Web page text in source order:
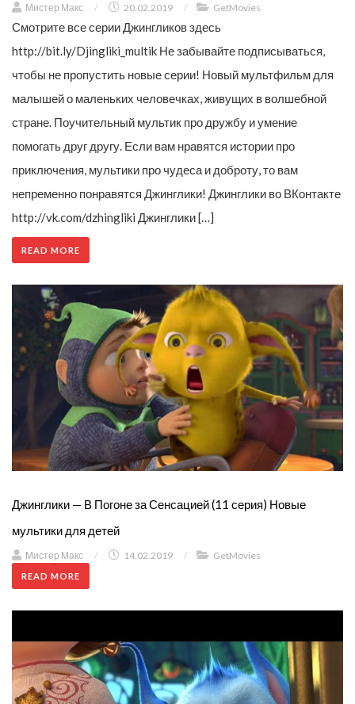
Мистер Макс / 20.02.2019 / GetMovies
Смотрите все серии Джингликов здесь
http://bit.ly/Djingliki_multik Не забывайте подписываться,
чтобы не пропустить новые серии! Новый мультфильм для
малышей о маленьких человечках, живущих в волшебной
стране. Поучительный мультик про дружбу и умение
помогать друг другу. Если вам нравятся истории про
приключения, мультики про чудеса и доброту, то вам
непременно понравятся Джинглики! Джинглики во ВКонтакте
http://vk.com/dzhingliki Джинглики […]
READ MORE
Джинглики — В Погоне за Сенсацией (11 серия) Новые
мультики для детей
Мистер Макс / 14.02.2019 / GetMovies
READ MORE